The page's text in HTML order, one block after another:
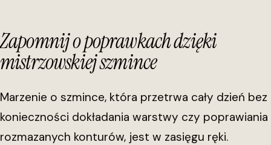
Zapomnij o poprawkach dzięki
mistrzowskiej szmince
Marzenie o szmince, która przetrwa cały dzień bez
konieczności dokładania warstwy czy poprawiania
rozmazanych konturów, jest w zasięgu ręki.